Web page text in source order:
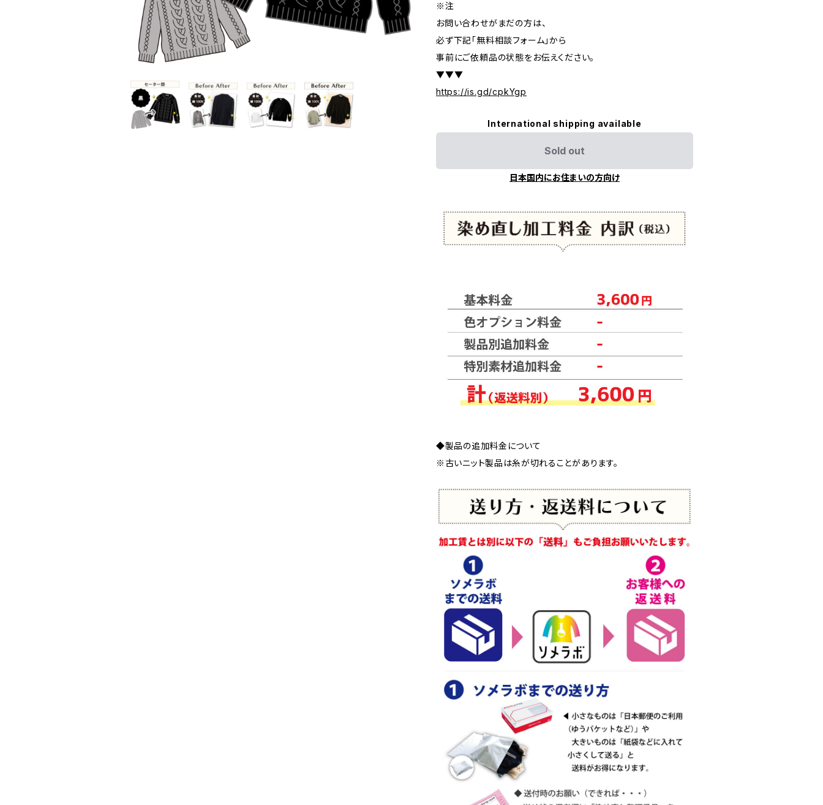
※注
お問い合わせがまだの方は、
必ず下記「無料相談フォーム」から
事前にご依頼品の状態をお伝えください。
▼▼▼
https://is.gd/cpkYgp
International shipping available
Sold out
日本国内にお住まいの方向け
◆製品の追加料金について
※古いニット製品は糸が切れることがあります。